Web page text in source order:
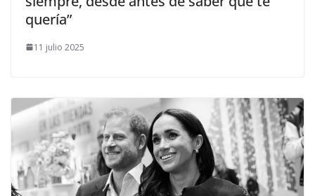
quería”
11 julio 2025